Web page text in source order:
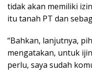
tidak akan memiliki
itu tanah PT dan
“Bahkan, lanjutnya,
mengatakan, untuk
perlu, saya sudah